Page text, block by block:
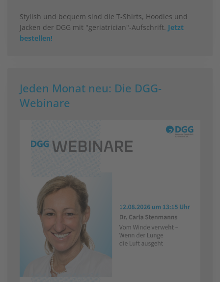
Stylish und bequem sind die T-Shirts, Hoodies und
Jacken der DGG mit "geriatrician"-Aufschrift. Jetzt
bestellen!
Jeden Monat neu: Die DGG-
Webinare